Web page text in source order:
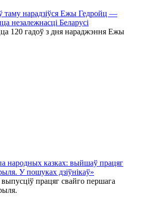
таму нарадзіўся Ежы Гедройц —
незалежнасці Беларусі
120 гадоў з дня нараджэння Ежы
народных казках: выйшаў працяг
У пошуках дзіўнікаў»
працяг свайго першага